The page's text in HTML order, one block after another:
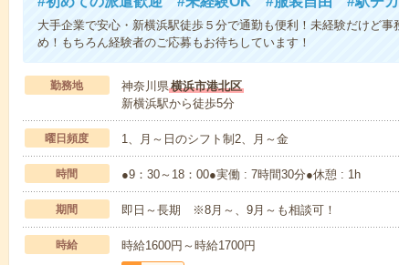
大手企業で安心・新横浜駅徒歩５分で通勤も便利！未経験だけど
め！もちろん経験者のご応募もお待ちしています！
勤務地 神奈川県横浜市港北区
新横浜駅から徒歩5分
曜日頻度 1、月～日のシフト制2、月～金
時間 ●9：30～18：00●実働 : 7時間30分●休憩 : 1h
期間 即日～長期 ※8月～、9月～も相談可！
時給 時給1600円～時給1700円